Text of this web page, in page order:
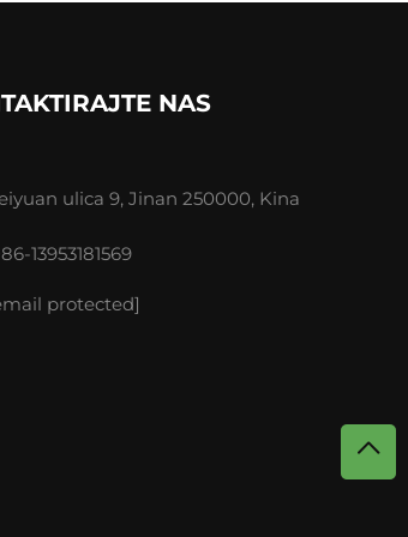
NAS
ulica 9, Jinan 250000, Kina
13953181569
protected]